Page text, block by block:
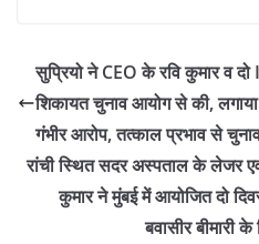
e
b
o
o
k
er s
A
p
p
gr
a
m
सुप्रियो ने CEO के रवि कुमार व
शिकायत चुनाव आयोग से की,
गंभीर आरोप, तत्काल प्रभाव से
रांची स्थित सदर अस्पताल के लेजर
कुमार ने मुंबई में आयोजित दो
बवासीर बीमारी